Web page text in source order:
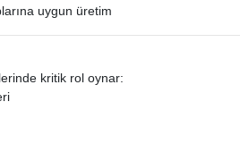
uygun üretim
kritik rol oynar: